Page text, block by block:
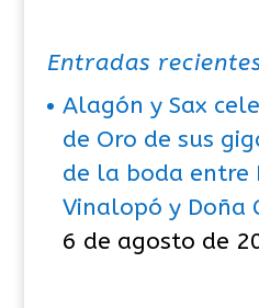
Entradas
Alagón y Sax
de Oro de sus
de la boda entre
Vinalopó y Doña
6 de agosto de